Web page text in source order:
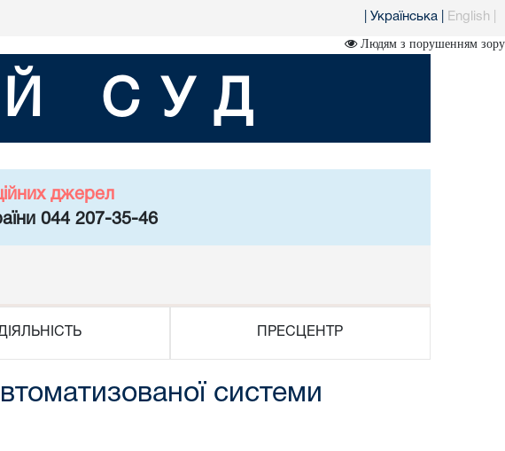
Українська English
Людям з порушенням зору
СУД
джерел
044 207-35-46
ПРЕСЦЕНТР
системи